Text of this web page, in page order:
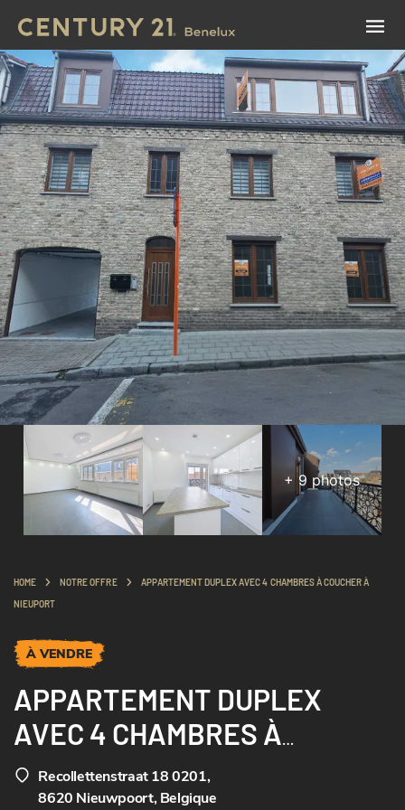
+ 9 photos
HOME NOTRE OFFRE
APPARTEMENT DUPLEX AVEC 4 CHAMBRES À COUCHER À
NIEUPORT
À VENDRE
APPARTEMENT DUPLEX
AVEC 4 CHAMBRES À
COUCHER À NIEUPORT
Recollettenstraat 18 0201,
8620 Nieuwpoort, Belgique